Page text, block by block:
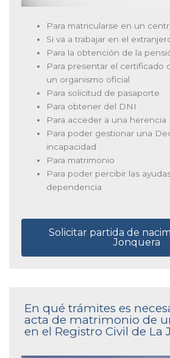
Para matricularse en un
Si va a trabajar en el
Para la obtención de la
Para presentar el certificado
un organismo oficial
Para solicitud de pasaporte
Para obtener del DNI
Para acceder a una herencia
Para poder gestionar una
incapacidad
Para matrimonio
Para poder percibir las
dependencia
Solicitar partida de
Jonquera
En qué trámites es
acta de matrimonio de
en el Registro Civil de La